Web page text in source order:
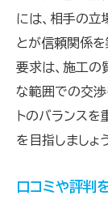
には、相手の立
とが信頼関係を
要求は、施工の
な範囲での交渉
トのバランスを
を目指しましょう
口コミや評判